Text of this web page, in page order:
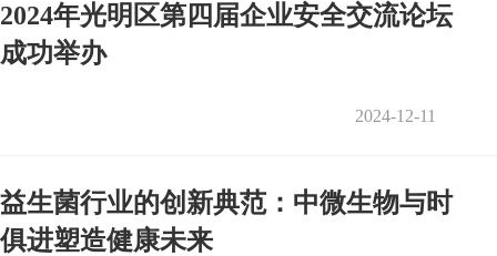
2024年光明区第四届企业安全交流论坛
成功举办
2024-12-11
益生菌行业的创新典范：中微生物与时
俱进塑造健康未来